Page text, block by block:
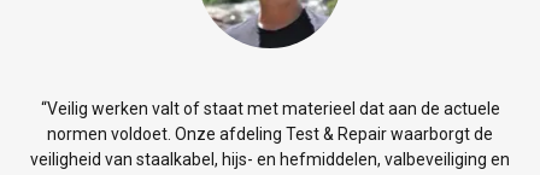
“Veilig werken valt of staat met materieel dat aan de actuele
normen voldoet. Onze afdeling Test & Repair waarborgt de
veiligheid van staalkabel, hijs- en hefmiddelen, valbeveiliging en